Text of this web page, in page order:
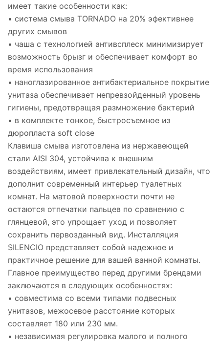
имеет такие особенности как:
• система смыва TORNADO на 20% эфективнее
других смывов
• чаша с технологией антивсплеск минимизирует
возможность брызг и обеспечивает комфорт во
время использования
• наноглазированное антибактериальное покрытие
унитаза обеспечивает непревзойденный уровень
гигиены, предотвращая размножение бактерий
• в комплекте тонкое, быстросъемное из
дюропласта soft close
Клавиша смыва изготовлена из нержавеющей
стали AISI 304, устойчива к внешним
воздействиям, имеет привлекательный дизайн, что
дополнит современный интерьер туалетных
комнат. На матовой поверхности почти не
остаются отпечатки пальцев по сравнению с
глянцевой, это упрощает уход и позволяет
сохранить первозданный вид. Инсталляция
SILENCIO представляет собой надежное и
практичное решение для вашей ванной комнаты.
Главное преимущество перед другими брендами
заключаются в следующих особенностях:
• совместима со всеми типами подвесных
унитазов, межосевое расстояние которых
составляет 180 или 230 мм.
• независимая регулировка малого и полного